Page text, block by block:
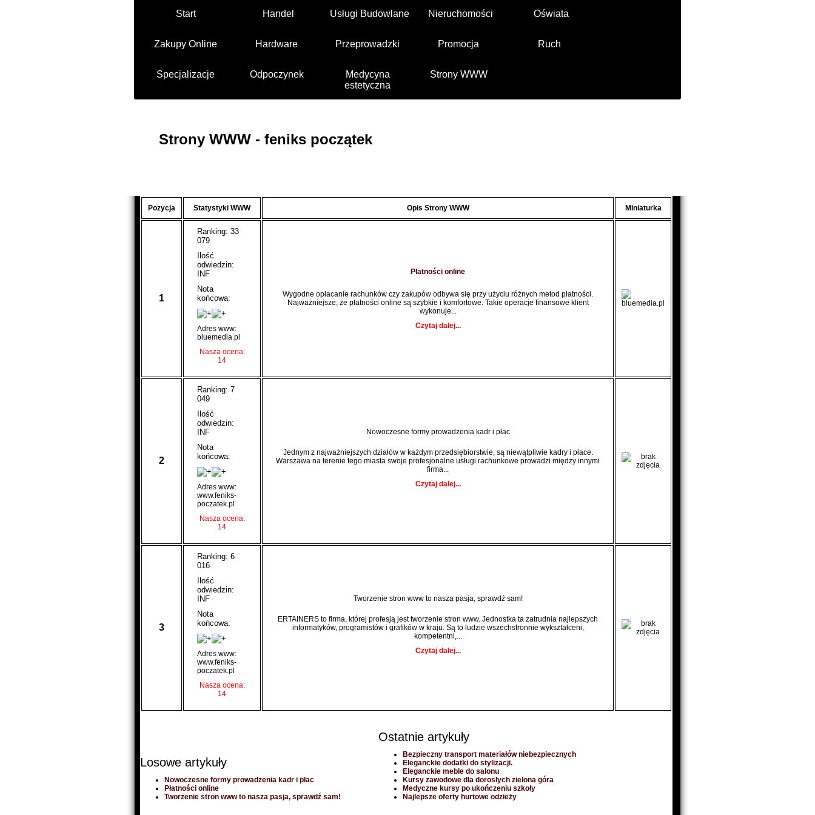
Start Handel Usługi Budowlane Nieruchomości Oświata
Zakupy Online Hardware Przeprowadzki Promocja Ruch
Specjalizacje Odpoczynek
Medycyna
estetyczna
Strony WWW
Strony WWW - feniks początek
Pozycja Statystyki WWW Opis Strony WWW Miniaturka
1
Ranking: 33
079
Ilość
odwiedzin:
INF
Nota
końcowa:
Adres www:
bluemedia.pl
Nasza ocena:
14
Płatności online
Wygodne opłacanie rachunków czy zakupów odbywa się przy użyciu różnych metod płatności.
Najważniejsze, że płatności online są szybkie i komfortowe. Takie operacje finansowe klient
wykonuje...
Czytaj dalej...
2
Ranking: 7
049
Ilość
odwiedzin:
INF
Nota
końcowa:
Adres www:
www.feniks-
poczatek.pl
Nasza ocena:
14
Nowoczesne formy prowadzenia kadr i płac
Jednym z najważniejszych działów w każdym przedsiębiorstwie, są niewątpliwie kadry i płace.
Warszawa na terenie tego miasta swoje profesjonalne usługi rachunkowe prowadzi między innymi
firma...
Czytaj dalej...
3
Ranking: 6
016
Ilość
odwiedzin:
INF
Nota
końcowa:
Adres www:
www.feniks-
poczatek.pl
Nasza ocena:
14
Tworzenie stron www to nasza pasja, sprawdź sam!
ERTAINERS to firma, której profesją jest tworzenie stron www. Jednostka ta zatrudnia najlepszych
informatyków, programistów i grafików w kraju. Są to ludzie wszechstronnie wykształceni,
kompetentni,...
Czytaj dalej...
Losowe artykuły
Nowoczesne formy prowadzenia kadr i płac
Płatności online
Tworzenie stron www to nasza pasja, sprawdź sam!
Ostatnie artykuły
Bezpieczny transport materiałów niebezpiecznych
Eleganckie dodatki do stylizacji.
Eleganckie meble do salonu
Kursy zawodowe dla dorosłych zielona góra
Medyczne kursy po ukończeniu szkoły
Najlepsze oferty hurtowe odzieży